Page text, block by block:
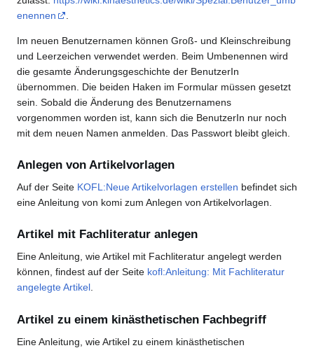
enennen
Im neuen Benutzernamen können Groß- und Kleinschreibung
und Leerzeichen verwendet werden. Beim Umbenennen wird
die gesamte Änderungsgeschichte der BenutzerIn
übernommen. Die beiden Haken im Formular müssen gesetzt
sein. Sobald die Änderung des Benutzernamens
vorgenommen worden ist, kann sich die BenutzerIn nur noch
mit dem neuen Namen anmelden. Das Passwort bleibt gleich.
Anlegen von Artikelvorlagen
Auf der Seite KOFL:Neue Artikelvorlagen erstellen befindet sich
eine Anleitung von komi zum Anlegen von Artikelvorlagen.
Artikel mit Fachliteratur anlegen
Eine Anleitung, wie Artikel mit Fachliteratur angelegt werden
können, findest auf der Seite kofl:Anleitung: Mit Fachliteratur
angelegte Artikel.
Artikel zu einem kinästhetischen Fachbegriff
Eine Anleitung, wie Artikel zu einem kinästhetischen